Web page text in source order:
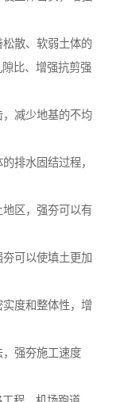
散、软弱土体的
比、增强抗剪强
减少地基的不均
排水固结过程，
区，强夯可以有
可以使填土更加
度和整体性，增
强夯施工速度